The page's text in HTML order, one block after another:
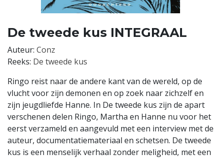
De tweede kus INTEGRAAL
Auteur: Conz
Reeks: De tweede kus
Ringo reist naar de andere kant van de wereld, op de
vlucht voor zijn demonen en op zoek naar zichzelf en
zijn jeugdliefde Hanne. In De tweede kus zijn de apart
verschenen delen Ringo, Martha en Hanne nu voor het
eerst verzameld en aangevuld met een interview met de
auteur, documentatiemateriaal en schetsen. De tweede
kus is een menselijk verhaal zonder meligheid, met een